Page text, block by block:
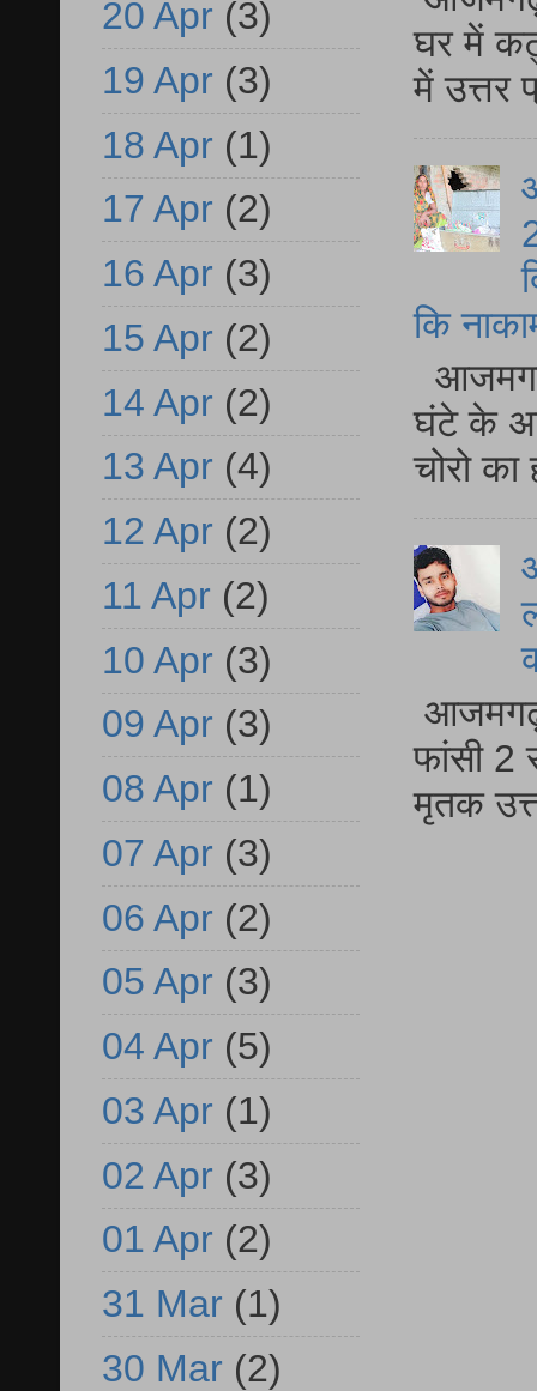
घर में
में
कि
घंटे के
चोरो
आजमगढ़
फांसी 2
मृतक
20 Apr (3)
19 Apr (3)
18 Apr (1)
17 Apr (2)
16 Apr (3)
15 Apr (2)
14 Apr (2)
13 Apr (4)
12 Apr (2)
11 Apr (2)
10 Apr (3)
09 Apr (3)
08 Apr (1)
07 Apr (3)
06 Apr (2)
05 Apr (3)
04 Apr (5)
03 Apr (1)
02 Apr (3)
01 Apr (2)
31 Mar (1)
30 Mar (2)